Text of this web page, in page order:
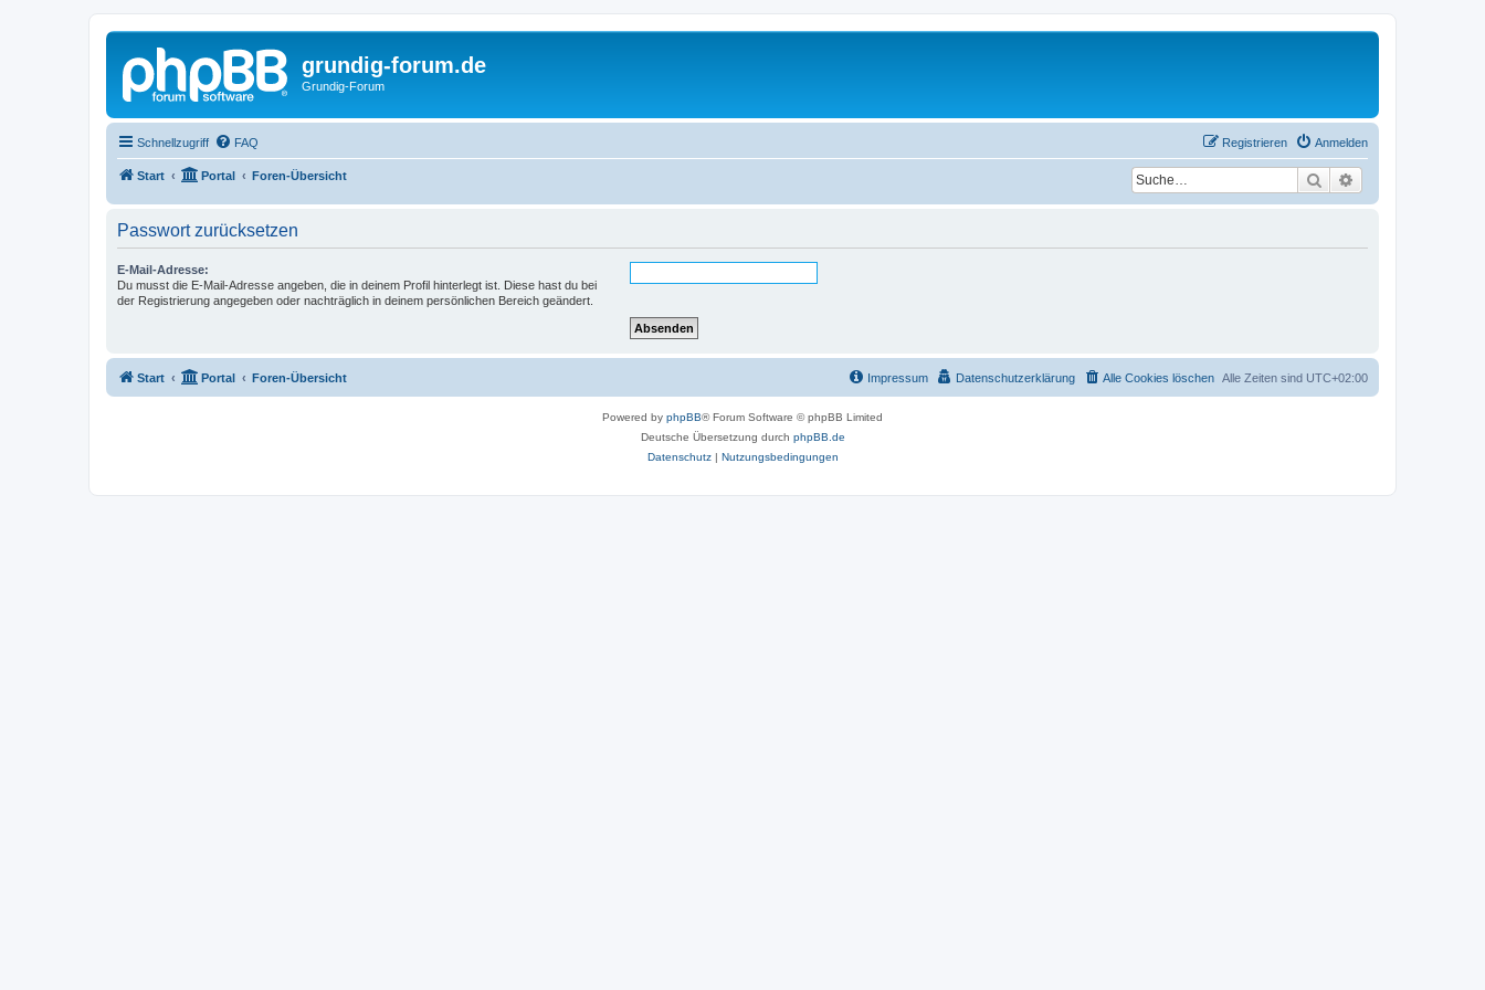
grundig-forum.de
Grundig-Forum
Schnellzugriff FAQ Anmelden
Registrieren
Start Portal Foren-Übersicht Suche
Passwort zurücksetzen
E-Mail-Adresse:
Du musst die E-Mail-Adresse angeben, die in deinem Profil hinterlegt ist. Diese hast du bei
der Registrierung angegeben oder nachträglich in deinem persönlichen Bereich geändert.
Start Portal Foren-Übersicht Alle Zeiten sind UTC+02:00
Alle Cookies löschen
Datenschutzerklärung
Impressum
Powered by phpBB® Forum Software © phpBB Limited
Deutsche Übersetzung durch phpBB.de
Datenschutz| Nutzungsbedingungen